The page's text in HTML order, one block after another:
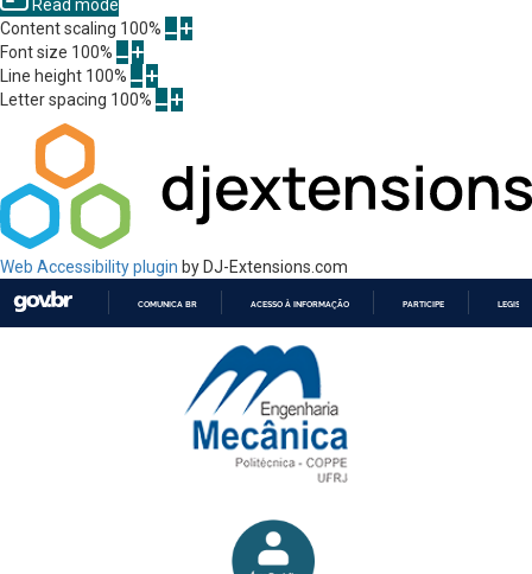
Read mode
Content scaling 100%
Font size 100%
Line height 100%
Letter spacing 100%
Web Accessibility plugin by DJ-Extensions.com
PARA
CONTEÚDO
COMUNICA BR ACESSO À INFORMAÇÃO PARTICIPE